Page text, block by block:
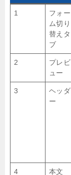
1
フォー
ム切り
替えタ
ブ
2
プレビ
ュー
3
ヘッダ
ー
4 本文